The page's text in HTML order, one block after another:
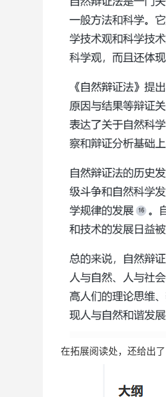
在拓展阅读处，还给出了